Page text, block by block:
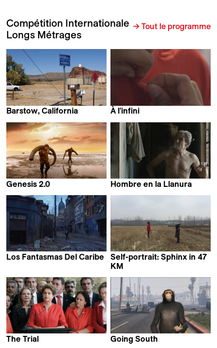
Compétition Internationale
Longs Métrages
→ Tout le programme
Barstow, California
À l'infini
Genesis 2.0
Maxim Arbugaev
Hombre en la Llanura
Los Fantasmas Del Caribe
Self-portrait: Sphinx in 47
KM
The Trial
Going South